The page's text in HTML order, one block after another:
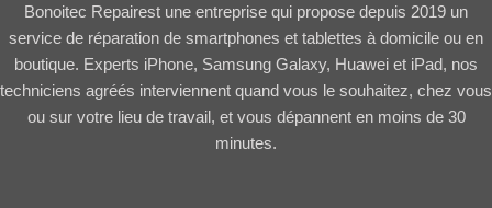
Bonoitec Repairest une entreprise qui propose depuis 2019 un
service de réparation de smartphones et tablettes à domicile ou en
boutique. Experts iPhone, Samsung Galaxy, Huawei et iPad, nos
techniciens agréés interviennent quand vous le souhaitez, chez vous
ou sur votre lieu de travail, et vous dépannent en moins de 30
minutes.